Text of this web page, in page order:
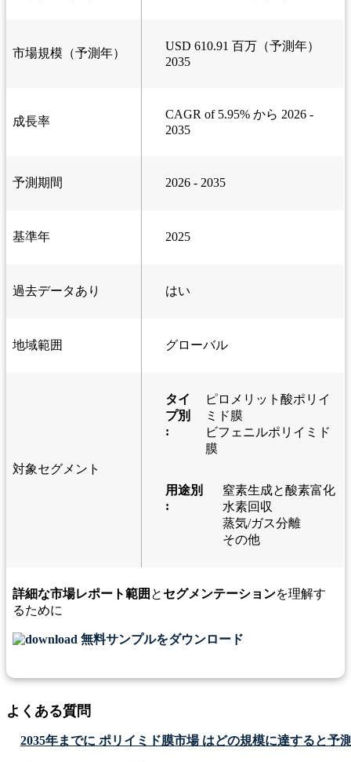
市場規模（予測年）
USD 610.91 百万（予測年）
2035
成長率
CAGR of 5.95% から 2026 -
2035
予測期間 2026 - 2035
基準年 2025
過去データあり はい
地域範囲 グローバル
対象セグメント
タイ
プ別
:
ピロメリット酸ポリイ
ミド膜
ビフェニルポリイミド
膜
用途別
:
窒素生成と酸素富化
水素回収
蒸気/ガス分離
その他
詳細な市場レポート範囲 と セグメンテーションを理解す
るために
無料サンプルをダウンロード
よくある質問
2035年までに ポリイミド膜市場 はどの規模に達すると予